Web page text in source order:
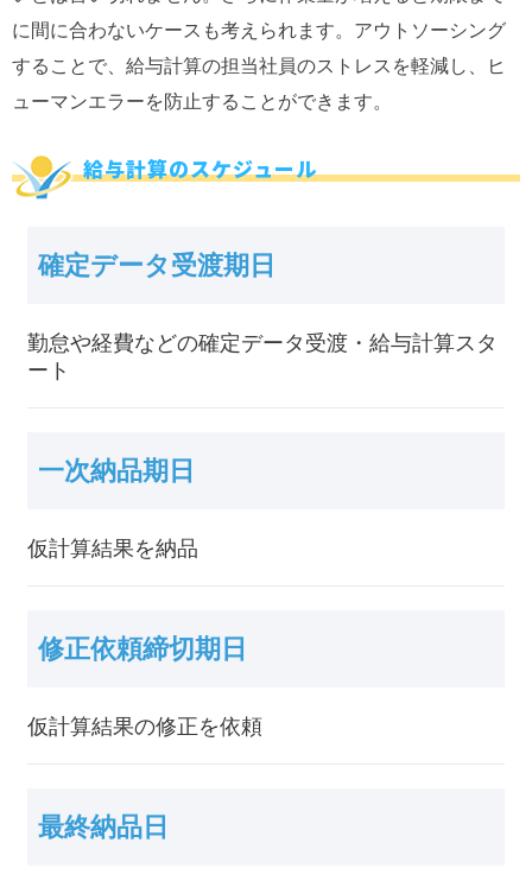
に間に合わないケースも考えられます。アウトソーシング
することで、給与計算の担当社員のストレスを軽減し、ヒ
ューマンエラーを防止することができます。
給与計算のスケジュール
確定データ受渡期日
勤怠や経費などの確定データ受渡・給与計算スタ
ート
一次納品期日
仮計算結果を納品
修正依頼締切期日
仮計算結果の修正を依頼
最終納品日